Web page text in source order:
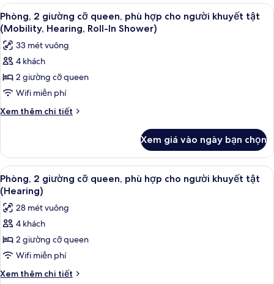
&
lò
vi
sóng
giường
cỡ
queen,
tủ
lạnh
lò
vi
Xem
tất
cả
ảnh
Phòng,
2
giường
cỡ
hợp
cho
người
khuyết
tật
(Mobility,
Hearing,
Roll-
In
Shower)
Đồ dùng nhà tắm thân thiện với
6
Phòng, 2 giường cỡ queen, phù hợp cho người khuyết tật
(Mobility, Hearing, Roll-In Shower)
33 mét vuông
4 khách
2 giường cỡ queen
Wifi miễn phí
Xem thêm chi tiết
Chi
Phòng,
giường
cỡ
queen,
phù
hợp
người
khuyết
(Mobility,
Xem giá vào ngày bạn chọn
Xem
tất
cả
ảnh
Phòng,
2
giường
cỡ
Bàn, khu vực làm việc phù hợp cho
4
Phòng, 2 giường cỡ queen, phù hợp cho người khuyết tật
(Hearing)
28 mét vuông
4 khách
2 giường cỡ queen
Wifi miễn phí
Xem thêm chi tiết
Chi